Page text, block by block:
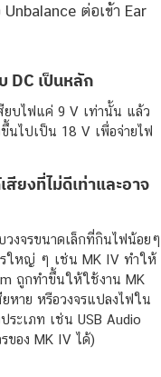
ต่อเข้า Ear
DC เป็นหลัก
ยบไฟแค่ 9 V เท่านั้น แล้ว
นไปเป็น 18 V เพื่อจ่ายไฟ
สียงที่ไม่ดีเท่าและอาจ
งจรขนาดเล็กที่กินไฟน้อยๆ
รใหญ่ ๆ เช่น MK IV ทำให้
ถูกทำขึ้นให้ใช้งาน MK
หาย หรือวงจรแปลงไฟใน
ะเภท เช่น USB Audio
ของ MK IV ได้)